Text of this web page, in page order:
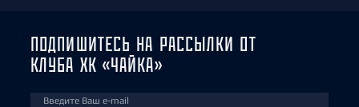
ПОДПИШИТЕСЬ НА РАССЫЛКИ ОТ
КЛУБА ХК «ЧАЙКА»
Введите Ваш e-mail